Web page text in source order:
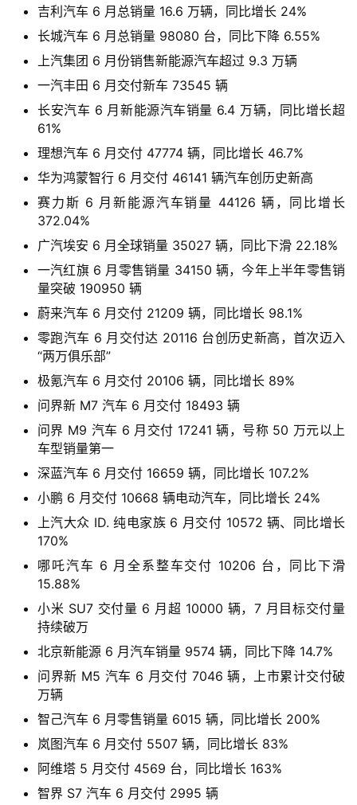
智
车
新
能
行
讯
快
报
开
登录 注册
吉利汽车 6 月总销量 16.6 万辆，同比增长 24%
长城汽车 6 月总销量 98080 台，同比下降 6.55%
上汽集团 6 月份销售新能源汽车超过 9.3 万辆
一汽丰田 6 月交付新车 73545 辆
长安汽车 6 月新能源汽车销量 6.4 万辆，同比增长超
61%
理想汽车 6 月交付 47774 辆，同比增长 46.7%
华为鸿蒙智行 6 月交付 46141 辆汽车创历史新高
赛力斯 6 月新能源汽车销量 44126 辆，同比增长
372.04%
广汽埃安 6 月全球销量 35027 辆，同比下滑 22.18%
一汽红旗 6 月零售销量 34150 辆，今年上半年零售销
量突破 190950 辆
蔚来汽车 6 月交付 21209 辆，同比增长 98.1%
零跑汽车 6 月交付达 20116 台创历史新高，首次迈入
“两万俱乐部”
极氪汽车 6 月交付 20106 辆，同比增长 89%
问界新 M7 汽车 6 月交付 18493 辆
问界 M9 汽车 6 月交付 17241 辆，号称 50 万元以上
车型销量第一
深蓝汽车 6 月交付 16659 辆，同比增长 107.2%
小鹏 6 月交付 10668 辆电动汽车，同比增长 24%
上汽大众 ID. 纯电家族 6 月交付 10572 辆、同比增长
170%
哪吒汽车 6 月全系整车交付 10206 台，同比下滑
15.88%
小米 SU7 交付量 6 月超 10000 辆，7 月目标交付量
持续破万
北京新能源 6 月汽车销量 9574 辆，同比下降 14.7%
问界新 M5 汽车 6 月交付 7046 辆，上市累计交付破
万辆
智己汽车 6 月零售销量 6015 辆，同比增长 200%
岚图汽车 6 月交付 5507 辆，同比增长 83%
阿维塔 5 月交付 4569 台，同比增长 163%
智界 S7 汽车 6 月交付 2995 辆